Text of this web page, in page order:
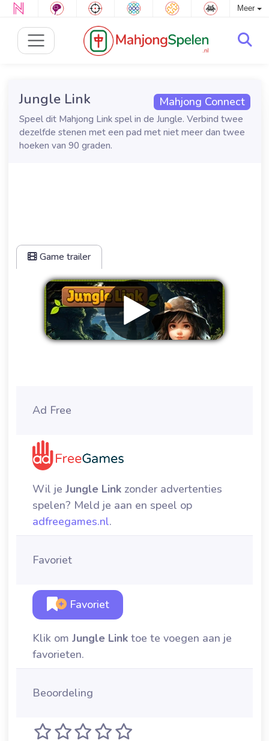
Meer
Mahjong Connect
Jungle Link
Speel dit Mahjong Link spel in de Jungle. Verbind twee
dezelfde stenen met een pad met niet meer dan twee
hoeken van 90 graden.
Game trailer
Ad Free
Wil je Jungle Link zonder advertenties
spelen? Meld je aan en speel op
adfreegames.nl.
Favoriet
Favoriet
Klik om Jungle Link toe te voegen aan je
favorieten.
Beoordeling